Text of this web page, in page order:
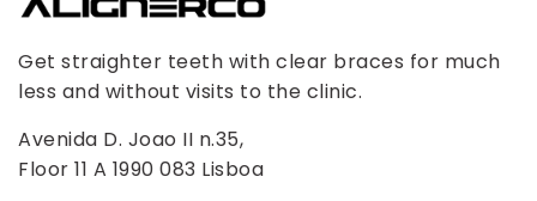
Get straighter teeth with clear braces for much
less and without visits to the clinic.
Avenida D. Joao II n.35,
Floor 11 A 1990 083 Lisboa